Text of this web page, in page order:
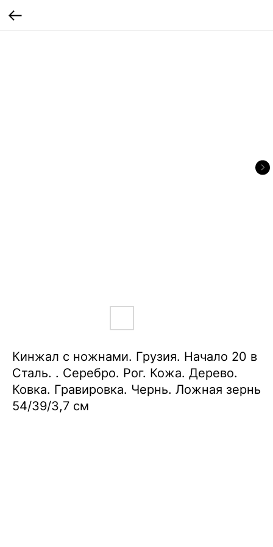
Кинжал с ножнами. Грузия. Начало 20 в
Сталь. . Серебро. Рог. Кожа. Дерево.
Ковка. Гравировка. Чернь. Ложная зернь
54/39/3,7 см